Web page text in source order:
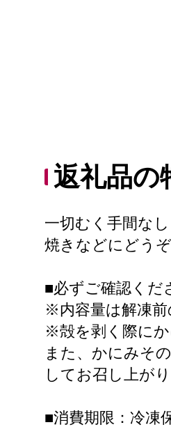
返礼品の
一切むく手間な
焼きなどにどうぞ
■必ずご確認くだ
※内容量は解凍前
※殻を剥く際にか
また、かにみそ
してお召し上が
■消費期限：冷凍